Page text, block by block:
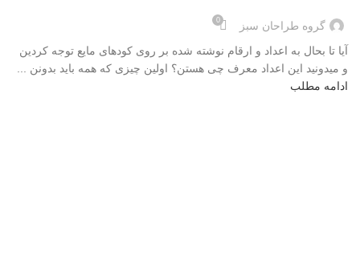
گروه طراحان سبز 0
آیا تا بحال به اعداد و ارقام نوشته شده بر روی کودهای مایع توجه کردین
و میدونید این اعداد معرف چی هستن؟ اولین چیزی که همه باید بدونن ...
ادامه مطلب